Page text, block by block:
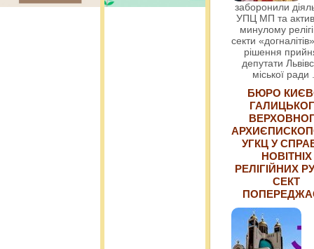
заборонили
УПЦ МП та
минулому
секти
рішення
депутати
міської ради
БЮРО
УГКЦ У
НОВІТНІХ
РЕЛІГІЙНИХ
СЕКТ